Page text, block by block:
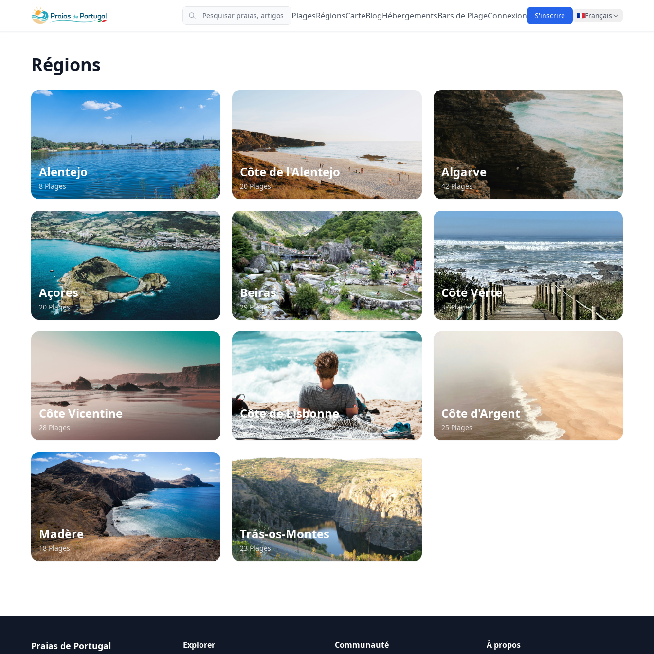
PlagesRégionsCarteBlogHébergementsBars de PlageConnexion S'inscrire 🇫🇷Français
Régions
Alentejo
8 Plages
Côte de l'Alentejo
20 Plages
Algarve
42 Plages
Açores
20 Plages
Beiras
29 Plages
Côte Verte
37 Plages
Côte Vicentine
28 Plages
Côte de Lisbonne
41 Plages
Côte d'Argent
25 Plages
Madère
18 Plages
Trás-os-Montes
23 Plages
Praias de Portugal Explorer Communauté À propos